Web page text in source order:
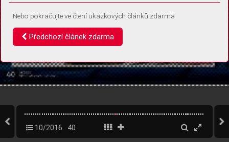
10/2016 40
Nebo pokračujte ve čtení ukázkových článků zdarma
Předchozí článek zdarma